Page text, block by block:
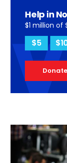
Help in
$1 million of
$5
Donate